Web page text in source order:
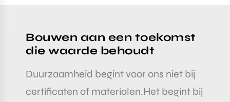
Bouwen aan een toekomst
die waarde behoudt
Duurzaamheid begint voor ons niet bij
certificaten of materialen.Het begint bij